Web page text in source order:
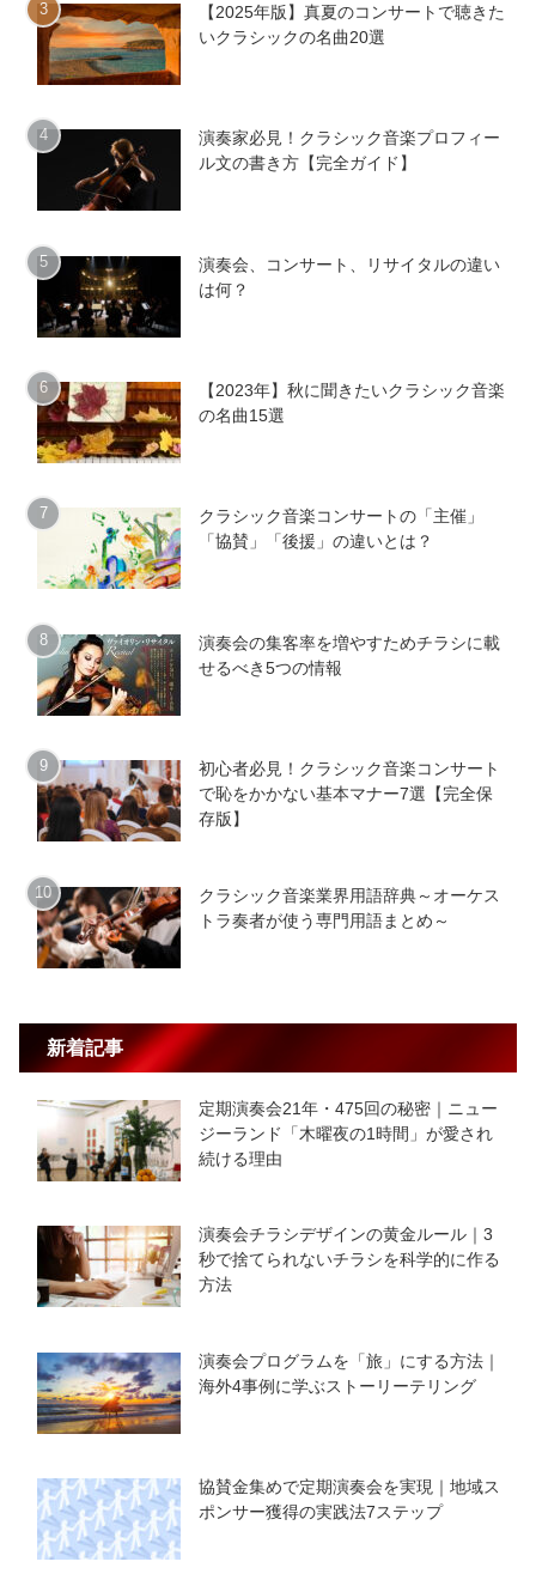
【2025年版】真夏のコンサートで聴きた
いクラシックの名曲20選
演奏家必見！クラシック音楽プロフィー
ル文の書き方【完全ガイド】
演奏会、コンサート、リサイタルの違い
は何？
【2023年】秋に聞きたいクラシック音楽
の名曲15選
クラシック音楽コンサートの「主催」
「協賛」「後援」の違いとは？
演奏会の集客率を増やすためチラシに載
せるべき5つの情報
初心者必見！クラシック音楽コンサート
で恥をかかない基本マナー7選【完全保
存版】
クラシック音楽業界用語辞典～オーケス
トラ奏者が使う専門用語まとめ～
新着記事
定期演奏会21年・475回の秘密｜ニュー
ジーランド「木曜夜の1時間」が愛され
続ける理由
演奏会チラシデザインの黄金ルール｜3
秒で捨てられないチラシを科学的に作る
方法
演奏会プログラムを「旅」にする方法｜
海外4事例に学ぶストーリーテリング
協賛金集めで定期演奏会を実現｜地域ス
ポンサー獲得の実践法7ステップ